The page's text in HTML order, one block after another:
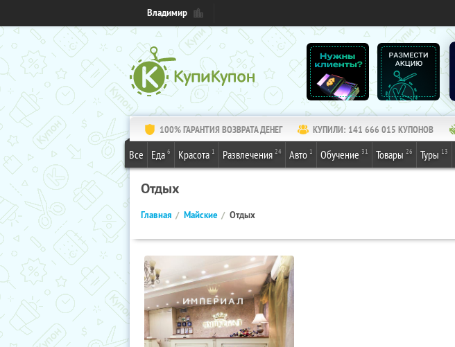
Владимир
100% ГАРАНТИЯ ВОЗВРАТА ДЕНЕГ КУПИЛИ: 141 666 015 КУПОНОВ
Все Еда 6 Красота 1 Развлечения 24 Авто 1 Обучение 31 Товары 26 Туры 13
Отдых
Главная Майские Отдых